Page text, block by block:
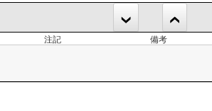
注記 備考